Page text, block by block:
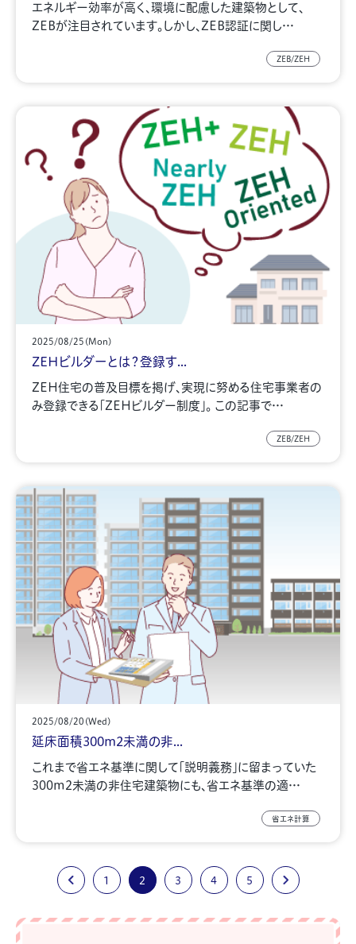
エネルギー効率が高く、環境に配慮した建築物として、
ZEBが注目されています。しかし、ZEB認証に関し…
ZEB/ZEH
2025/08/25(Mon)
ZEHビルダーとは？登録す...
ZEH住宅の普及目標を掲げ、実現に努める住宅事業者の
み登録できる「ZEHビルダー制度」。 この記事で…
ZEB/ZEH
2025/08/20(Wed)
延床面積300m2未満の非...
これまで省エネ基準に関して「説明義務」に留まっていた
300m2未満の非住宅建築物にも、省エネ基準の適…
省エネ計算
1 2 3 4 5